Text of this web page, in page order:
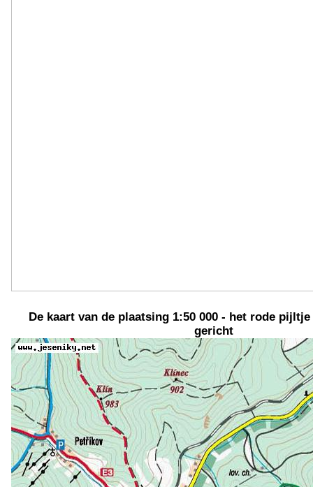
De kaart van de plaatsing 1:50 000 - het rode
gericht